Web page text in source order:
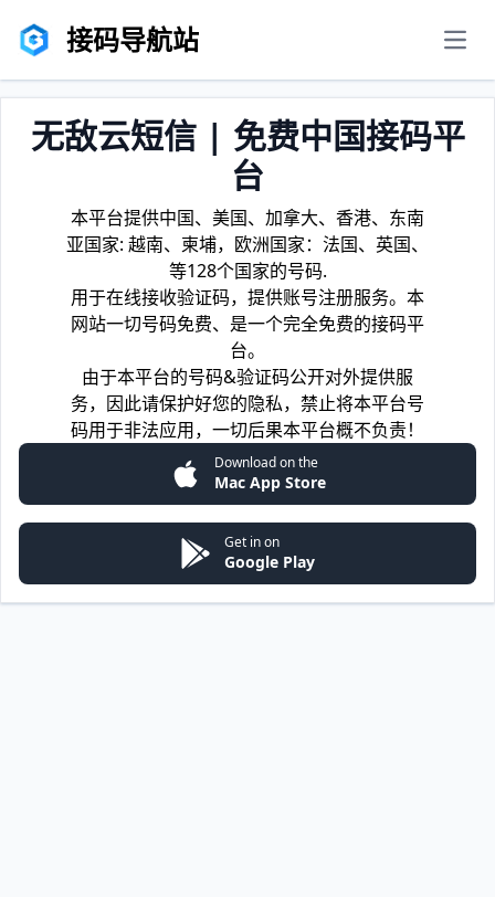
接码导航站
无敌云短信 | 免费中国接码平
台
本平台提供中国、美国、加拿大、香港、东南
亚国家: 越南、柬埔，欧洲国家：法国、英国、
等128个国家的号码.
用于在线接收验证码，提供账号注册服务。本
网站一切号码免费、是一个完全免费的接码平
台。
由于本平台的号码&验证码公开对外提供服
务，因此请保护好您的隐私，禁止将本平台号
码用于非法应用，一切后果本平台概不负责！
Download on the
Mac App Store
Get in on
Google Play